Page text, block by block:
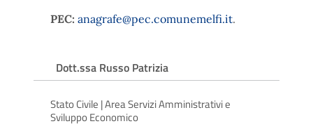
PEC: anagrafe@pec.comunemelfi.it.
Dott.ssa Russo Patrizia
Stato Civile | Area Servizi Amministrativi e
Sviluppo Economico